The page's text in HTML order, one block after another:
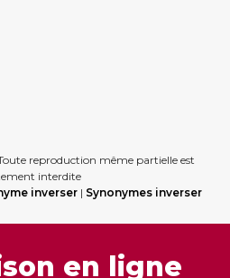
reproduction même partielle est
interdite
inverser| Synonymes inverser
en ligne